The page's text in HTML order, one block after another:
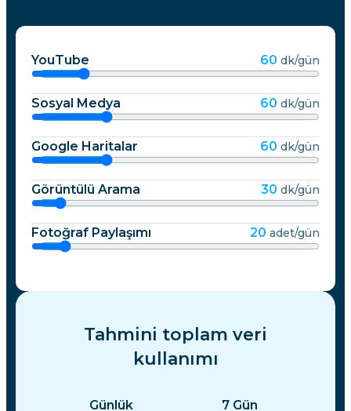
YouTube 60 dk/gün
Sosyal Medya 60 dk/gün
Google Haritalar 60 dk/gün
Görüntülü Arama 30 dk/gün
Fotoğraf Paylaşımı 20 adet/gün
Tahmini toplam veri
kullanımı
Günlük 7 Gün